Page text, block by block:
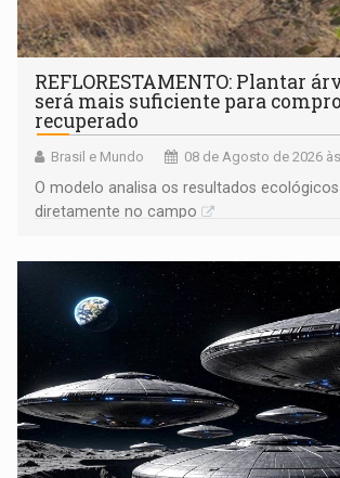
REFLORESTAMENTO: Plantar
será mais suficiente para
recuperado
Brasil e Mundo 08 de Agosto de 2026
O modelo analisa os resultados
diretamente no campo